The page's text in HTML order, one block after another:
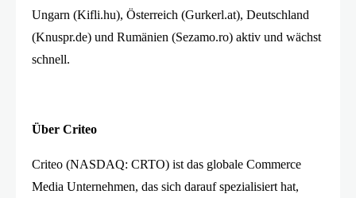
Ungarn (Kifli.hu), Österreich (Gurkerl.at), Deutschland
(Knuspr.de) und Rumänien (Sezamo.ro) aktiv und wächst
schnell.
Über Criteo
Criteo (NASDAQ: CRTO) ist das globale Commerce
Media Unternehmen, das sich darauf spezialisiert hat,